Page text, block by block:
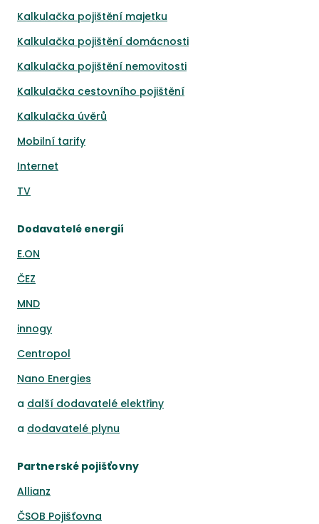
Kalkulačka pojištění majetku
Kalkulačka pojištění domácnosti
Kalkulačka pojištění nemovitosti
Kalkulačka cestovního pojištění
Kalkulačka úvěrů
Mobilní tarify
Internet
TV
Dodavatelé energií
E.ON
ČEZ
MND
innogy
Centropol
Nano Energies
a další dodavatelé elektřiny
a dodavatelé plynu
Partnerské pojišťovny
Allianz
ČSOB Pojišťovna